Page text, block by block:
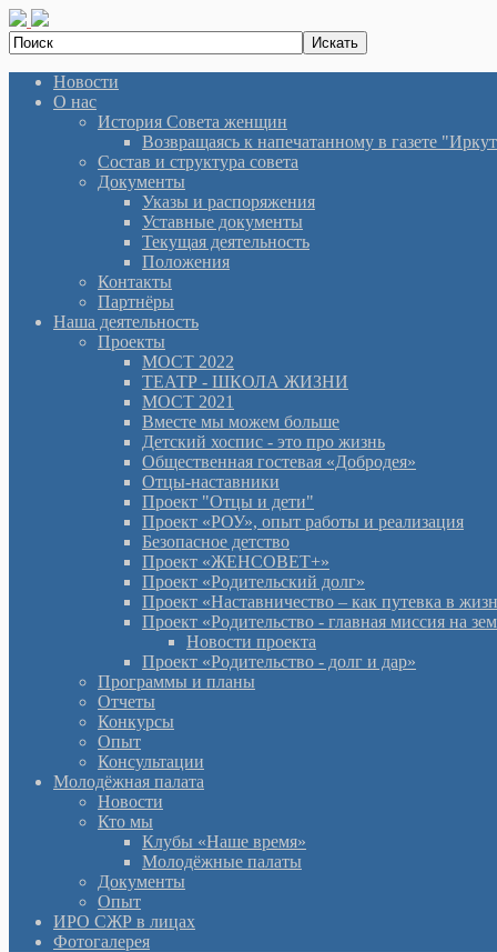
Новости
О нас
История Cовета женщин
Возвращаясь к напечатанному в газете
Состав и структура совета
Документы
Указы и распоряжения
Уставные документы
Текущая деятельность
Положения
Контакты
Партнёры
Наша деятельность
Проекты
МОСТ 2022
ТЕАТР - ШКОЛА ЖИЗНИ
МОСТ 2021
Вместе мы можем больше
Детский хоспис - это про жизнь
Общественная гостевая «Добродея»
Отцы-наставники
Проект "Отцы и дети"
Проект «РОУ», опыт работы и реализация
Безопасное детство
Проект «ЖЕНСОВЕТ+»
Проект «Родительский долг»
Проект «Наставничество – как путевка в
Проект «Родительство - главная миссия на
Новости проекта
Проект «Родительство - долг и дар»
Программы и планы
Отчеты
Конкурсы
Опыт
Консультации
Молодёжная палата
Новости
Кто мы
Клубы «Наше время»
Молодёжные палаты
Документы
Опыт
ИРО СЖР в лицах
Фотогалерея